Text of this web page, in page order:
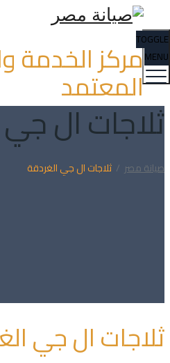
مركز الخدمة
المعتمد
TOGGLE
MENU
ثلاجات ال
صيانة مصر / ثلاجات ال جي الغردقة
ثلاجات ال جي